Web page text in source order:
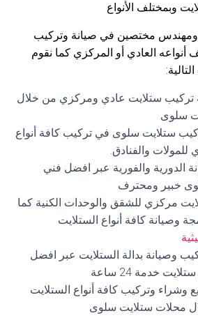
وبمختلف الأنواع
مختصين في صيانة وتركيب
أنواعه العادي أو المركزي كما نقوم
تركيب ستلايت عادي ومركزي من خلال
سلوى
ستلايت سلوى في تركيب كافة أنواع
للمولات والفنادق.
الدورية والفورية عبر افضل فني
خبير ومحترف
مركزي للشقق والوحدات الكنية كما
وصيانة كافة أنواع الستلايت
وصيانة بدالة الستلايت عبر افضل
خدمة 24 ساعة
وشراء وتركيب كافة أنواع الستلايت
محلات ستلايت سلوى